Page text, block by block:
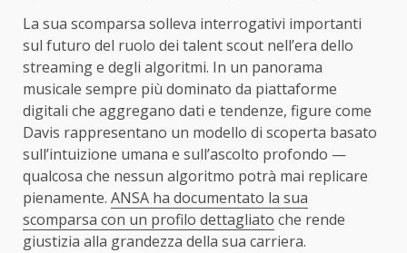
La sua scomparsa solleva interrogativi importanti
sul futuro del ruolo dei talent scout nell’era dello
streaming e degli algoritmi. In un panorama
musicale sempre più dominato da piattaforme
digitali che aggregano dati e tendenze, figure come
Davis rappresentano un modello di scoperta basato
sull’intuizione umana e sull’ascolto profondo —
qualcosa che nessun algoritmo potrà mai replicare
pienamente. ANSA ha documentato la sua
scomparsa con un profilo dettagliato che rende
giustizia alla grandezza della sua carriera.